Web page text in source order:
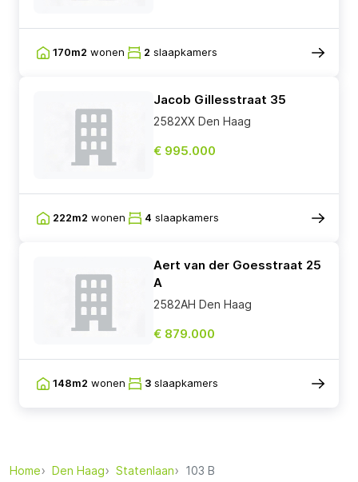
170m2 wonen 2 slaapkamers
Jacob Gillesstraat 35
2582XX Den Haag
€ 995.000
222m2 wonen 4 slaapkamers
Aert van der Goesstraat 25
A
2582AH Den Haag
€ 879.000
148m2 wonen 3 slaapkamers
Home Den Haag Statenlaan 103 B